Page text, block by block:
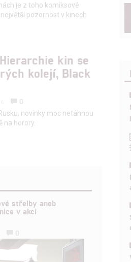
je z toho komiksové
pozornost v kinech
kin se
kolejí, Black
0
novinky moc netáhnou
na horory.
střelby aneb
v akci